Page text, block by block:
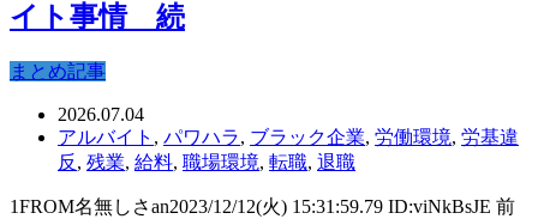
イト事情 続
まとめ記事
2026.07.04
アルバイト , パワハラ, ブラック企業, 労働環境, 労基違
反 , 残業, 給料, 職場環境, 転職, 退職
1FROM名無しさan2023/12/12(火) 15:31:59.79 ID:viNkBsJE 前